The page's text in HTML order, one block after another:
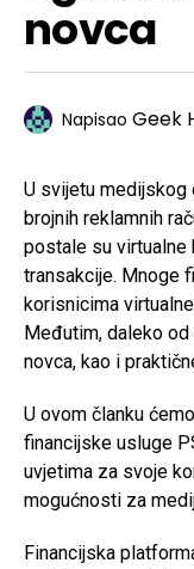
novca
Napisao Geek
U svijetu medijskog
brojnih reklamnih
postale su
transakcije. Mnoge
korisnicima
Međutim, daleko
novca, kao i
U ovom članku
financijske usluge
uvjetima za svoje
mogućnosti za
Financijska